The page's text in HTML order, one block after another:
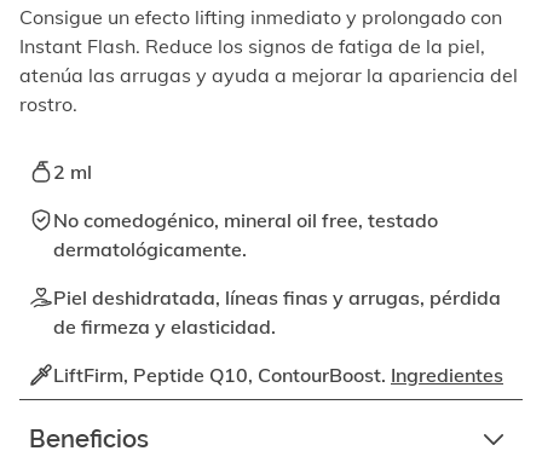
elemento
enfocable,
videos
reproducir
activando
botón
correspondiente.
Consigue un efecto lifting inmediato y prolongado con
Instant Flash. Reduce los signos de fatiga de la piel,
atenúa las arrugas y ayuda a mejorar la apariencia del
rostro.
2 ml
No comedogénico, mineral oil free, testado
dermatológicamente.
Piel deshidratada, líneas finas y arrugas, pérdida
de firmeza y elasticidad.
LiftFirm, Peptide Q10, ContourBoost. Ingredientes
Beneficios